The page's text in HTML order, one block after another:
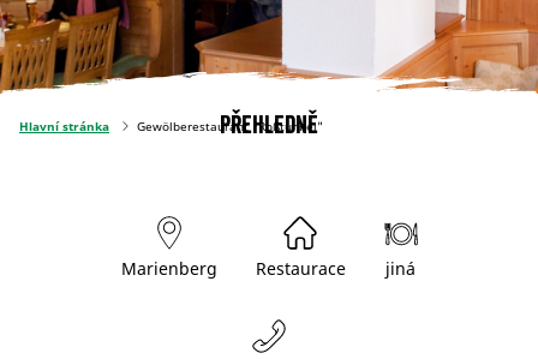
Hlavní stránka Gewölberestaurant "Roßtunnel"
Přehledně
Marienberg Restaurace jiná